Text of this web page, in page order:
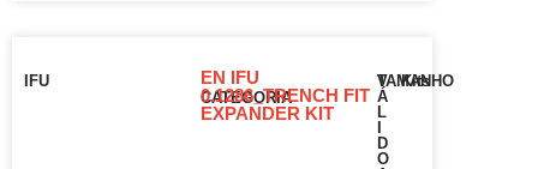
IFU
CATEGORIA
V
Á
L
D
O
TAMANHO
EN IFU
0.1286_TRENCH FIT
EXPANDER KIT
Kits